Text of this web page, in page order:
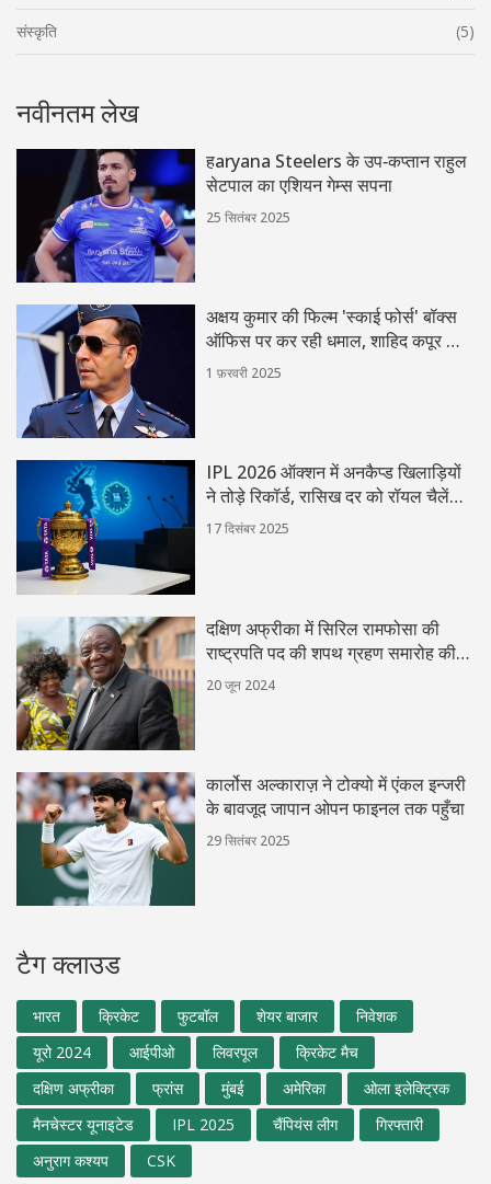
संस्कृति (5)
नवीनतम लेख
हaryana Steelers के उप‑कप्तान राहुल
सेटपाल का एशियन गेम्स सपना
25 सितंबर 2025
अक्षय कुमार की फिल्म 'स्काई फोर्स' बॉक्स
ऑफिस पर कर रही धमाल, शाहिद कपूर की
'देवा' से टक्कर के बावजूद मजबूत
1 फ़रवरी 2025
IPL 2026 ऑक्शन में अनकैप्ड खिलाड़ियों
ने तोड़े रिकॉर्ड, रासिख दर को रॉयल चैलेंजर्स
ने खरीदा ₹6 करोड़ में
17 दिसंबर 2025
दक्षिण अफ्रीका में सिरिल रामफोसा की
राष्ट्रपति पद की शपथ ग्रहण समारोह की
तैयारियाँ
20 जून 2024
कार्लोस अल्काराज़ ने टोक्यो में एंकल इन्जरी
के बावजूद जापान ओपन फाइनल तक पहुँचा
29 सितंबर 2025
टैग क्लाउड
भारत क्रिकेट फुटबॉल शेयर बाजार
निवेशक
यूरो 2024
आईपीओ लिवरपूल
क्रिकेट मैच
दक्षिण अफ्रीका
फ्रांस मुंबई अमेरिका
ओला इलेक्ट्रिक
मैनचेस्टर यूनाइटेड
IPL 2025 चैंपियंस लीग
गिरफ्तारी
अनुराग कश्यप
CSK